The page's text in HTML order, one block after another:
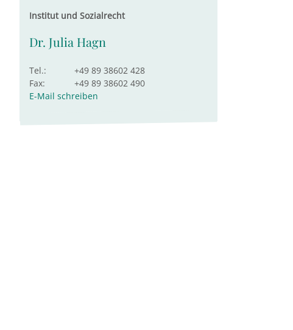
Institut und Sozialrecht
Dr. Julia Hagn
Tel.:
+49 89 38602 428
Fax:
+49 89 38602 490
E-Mail schreiben